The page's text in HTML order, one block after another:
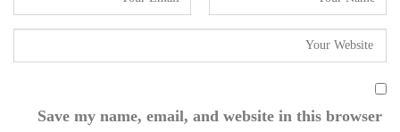
Save my name, email, and website in this browser